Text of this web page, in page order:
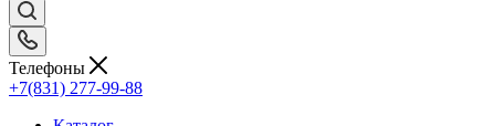
Телефоны
+7(831) 277-99-88